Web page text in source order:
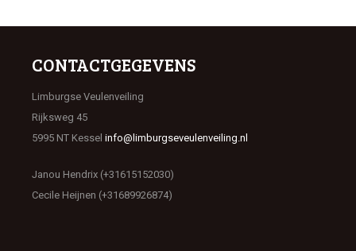
CONTACTGEGEVENS
Limburgse Veulenveiling
Rijksweg 45
5995 NT Kessel info@limburgseveulenveiling.nl
Janou Hendrix (+31615152030)
Cecile Heijnen (+31689926874)